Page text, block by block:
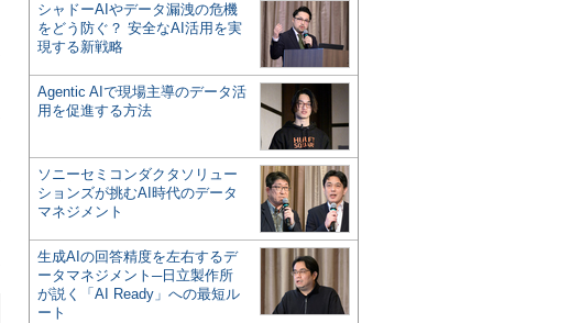
シャドーAIやデータ漏洩の危機
をどう防ぐ？ 安全なAI活用を実
現する新戦略
Agentic AIで現場主導のデータ活
用を促進する方法
ソニーセミコンダクタソリュー
ションズが挑むAI時代のデータ
マネジメント
生成AIの回答精度を左右するデ
ータマネジメント─日立製作所
が説く「AI Ready」への最短ル
ート